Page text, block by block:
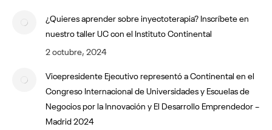
¿Quieres aprender sobre inyectoterapia? Inscríbete en
nuestro taller UC con el Instituto Continental
2 octubre, 2024
Vicepresidente Ejecutivo representó a Continental en el
Congreso Internacional de Universidades y Escuelas de
Negocios por la Innovación y El Desarrollo Emprendedor –
Madrid 2024